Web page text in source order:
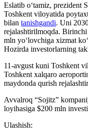
Eslatib o‘tamiz, prezident
Toshkent viloyatida
bilan tanishgandi. Uni
rejalashtirilmoqda.
mln yo‘lovchiga xizmat
Hozirda investorlarning
11-avgust kuni Toshkent
Toshkent xalqaro
maydonda qurish
Avvalroq “Sojitz”
loyihasiga $200 mln
Ulashish: